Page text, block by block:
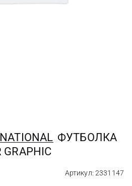
ФУТБОЛКА
GRAPHIC
Артикул: 2331147